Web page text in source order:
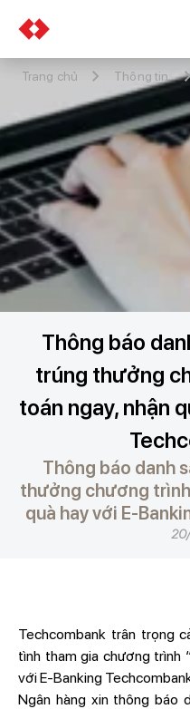
Trang chủ Thông tin
Thông báo
trúng thưởng
toán ngay, nhận
Thông báo danh
thưởng chương trình
quà hay với E-
Techcombank trân trọng
tình tham gia chương trình
với E-Banking
Ngân hàng xin thông báo